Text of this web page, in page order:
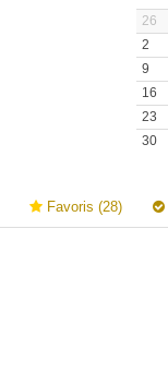
26
2
9
16
23
30
Favoris (28)